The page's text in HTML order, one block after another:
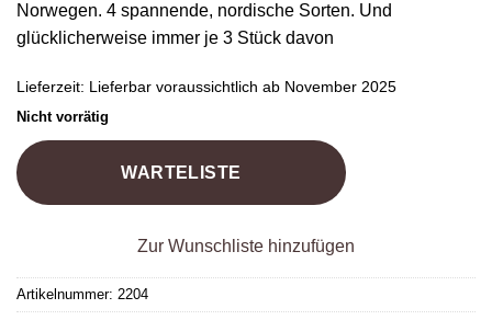
Norwegen. 4 spannende, nordische Sorten. Und
glücklicherweise immer je 3 Stück davon
Lieferzeit: Lieferbar voraussichtlich ab November 2025
Nicht vorrätig
WARTELISTE
Zur Wunschliste hinzufügen
Artikelnummer: 2204